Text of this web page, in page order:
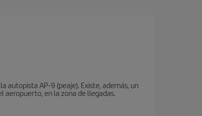
autopista AP-9 (peaje). Existe, además, un
aeropuerto, en la zona de llegadas.